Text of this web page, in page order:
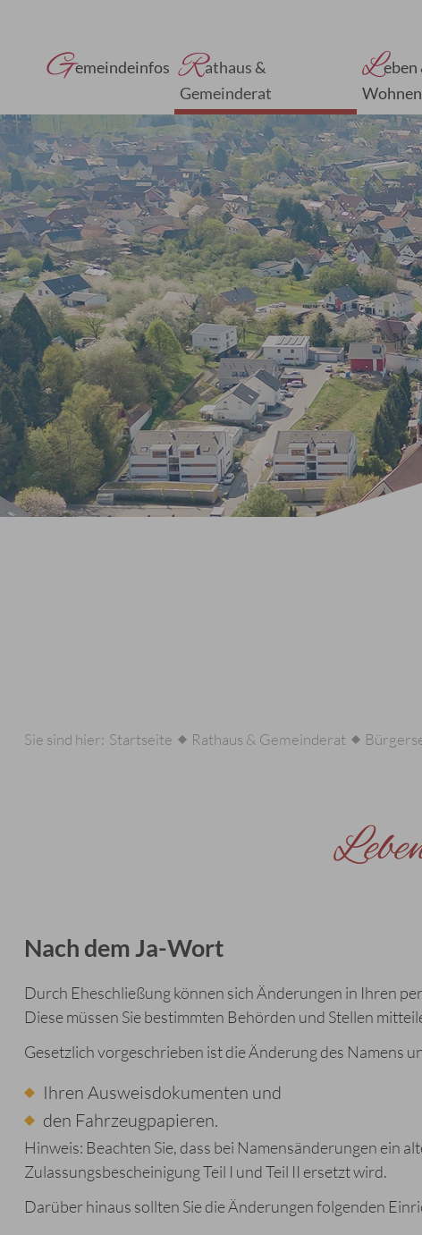
Gemeindeinfos Rathaus &
Gemeinderat
Leben
Wohnen
Sie sind hier: Startseite Rathaus & Gemeinderat
Nach dem Ja-Wort
Durch Eheschließung können sich Änderungen in Ihren
Diese müssen Sie bestimmten Behörden und Stellen
Gesetzlich vorgeschrieben ist die Änderung des Namens
Ihren Ausweisdokumenten und
den Fahrzeugpapieren.
Hinweis: Beachten Sie, dass bei Namensänderungen ein
Zulassungsbescheinigung Teil I und Teil II ersetzt wird.
Darüber hinaus sollten Sie die Änderungen folgenden